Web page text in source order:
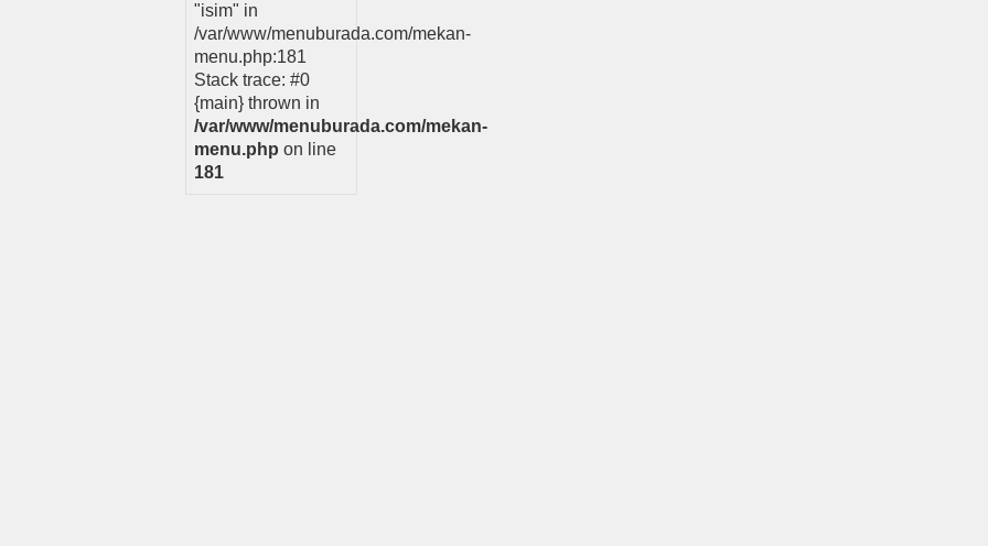
"isim" in
/var/www/menuburada.com/mekan-
menu.php:181
Stack trace: #0
{main} thrown in
/var/www/menuburada.com/mekan-
menu.php on line
181